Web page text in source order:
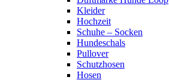
Kleider
Hochzeit
Schuhe – Socken
Hundeschals
Pullover
Schutzhosen
Hosen